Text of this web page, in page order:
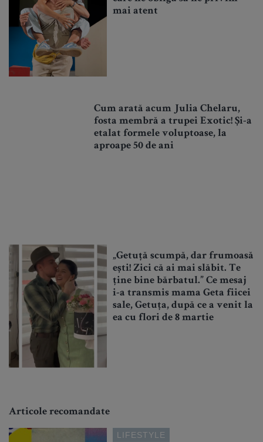
mai atent
Cum arată acum Julia Chelaru,
fosta membră a trupei Exotic! Și-a
etalat formele voluptoase, la
aproape 50 de ani
„Getuță scumpă, dar frumoasă
ești! Zici că ai mai slăbit. Te
ține bine bărbatul.” Ce mesaj
i-a transmis mama Geta fiicei
sale, Getuța, după ce a venit la
ea cu flori de 8 martie
Articole recomandate
LIFESTYLE